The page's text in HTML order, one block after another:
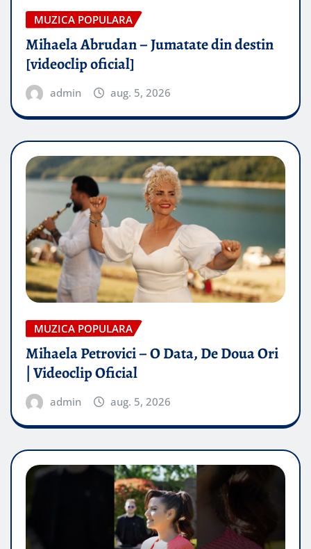
MUZICA POPULARA
Mihaela Abrudan – Jumatate din destin
[videoclip oficial]
admin aug. 5, 2026
MUZICA POPULARA
Mihaela Petrovici – O Data, De Doua Ori
| Videoclip Oficial
admin aug. 5, 2026